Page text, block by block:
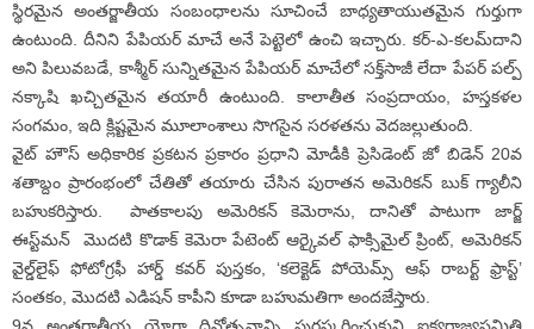
స్థిరమైన అంతర్జాతీయ సంబంధాలను సూచించే బాధ్యతాయుతమైన గుర్తుగా
ఉంటుంది. దీనిని పేపియర్ మాచే అనే పెట్టెలో ఉంచి ఇచ్చారు. కర్-ఎ-కలమ్‌దాని
అని పిలువబడే, కాశ్మీర్ సున్నితమైన పేపియర్ మాచేలో సక్త్‌సాజీ లేదా పేపర్ పల్ప్
నక్కాషి ఖచ్చితమైన తయారీ ఉంటుంది. కాలాతీత సంప్రదాయం, హస్తకళల
సంగమం, ఇది క్లిష్టమైన మూలాంశాలు సొగసైన సరళతను వెదజల్లుతుంది.
వైట్ హౌస్ అధికారిక ప్ర‌క‌ట‌న ప్ర‌కారం ప్ర‌ధాని మోడీకి ప్రెసిడెంట్‌ జో బిడెన్ 20వ
శతాబ్దం ప్రారంభంలో చేతితో తయారు చేసిన పురాతన అమెరికన్ బుక్ గ్యాలీని
బహుకరిస్తారు. పాతకాలపు అమెరికన్ కెమెరాను, దానితో పాటుగా జార్జ్
ఈస్ట్‌మన్ మొదటి కొడాక్ కెమెరా పేటెంట్ ఆర్కైవల్ ఫాక్సిమైల్ ప్రింట్, అమెరికన్
వైల్డ్‌లైఫ్ ఫోటోగ్రఫీ హార్డ్ కవర్ పుస్తకం, ‘కలెక్టెడ్ పోయెమ్స్ ఆఫ్ రాబర్ట్ ఫ్రాస్ట్’
సంతకం, మొదటి ఎడిషన్ కాపీని కూడా బహుమతిగా అందజేస్తారు.